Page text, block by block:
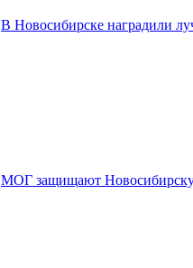
В Новосибирске наградили
МОГ защищают